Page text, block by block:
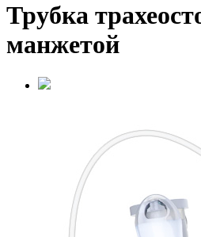
Трубка
манжетой